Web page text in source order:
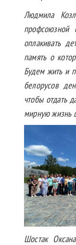
Людмила
профсоюзной
оплакивать
память о
Будем жить и
белорусов
чтобы отдать
мирную жизнь
Шостак